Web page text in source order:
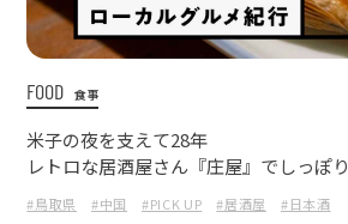
FOOD 食事
米子の夜を支えて28年
レトロな居酒屋さん『庄屋』でしっぽり
#鳥取県 #中国 #PICK UP #居酒屋 #日本酒